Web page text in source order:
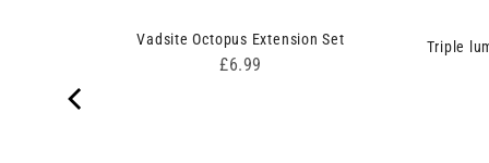
Vadsite Octopus Extension Set
Price
£6.99
Triple